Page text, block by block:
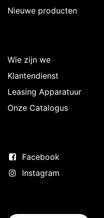
Nieuwe producten
Wie zijn we
Klantendienst
Leasing Apparatuur
Onze Catalogus
Facebook
Instagram